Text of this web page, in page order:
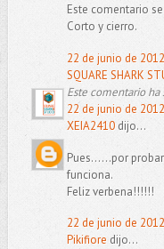
Este comentario
Corto y cierro.
22 de junio de
SQUARE SHARK
Este comentario
22 de junio de
XEIA2410dijo...
Pues......por
funciona.
Feliz verbena!!!!!!
22 de junio de
Pikifiore dijo...